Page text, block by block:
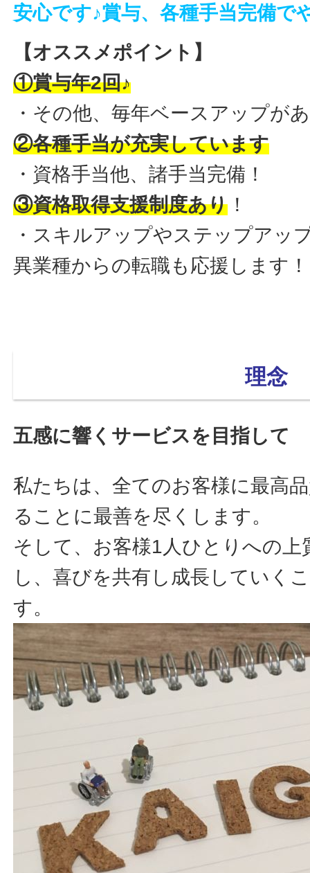
安心です♪賞与、各種手当完備で
【オススメポイント】
①賞与年2回♪
・その他、毎年ベースアップが
②各種手当が充実しています
・資格手当他、諸手当完備！
③資格取得支援制度あり ！
・スキルアップやステップアッ
異業種からの転職も応援します！
理念
五感に響くサービスを目指して
私たちは、全てのお客様に最高
ることに最善を尽くします。
そして、お客様1人ひとりへの
し、喜びを共有し成長していく
す。